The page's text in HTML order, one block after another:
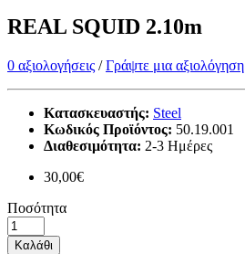
REAL SQUID 2.10m
0 αξιολογήσεις /Γράψτε μια αξιολόγηση
Κατασκευαστής: Steel
Κωδικός Προϊόντος: 50.19.001
Διαθεσιμότητα: 2-3 Ημέρες
30,00€
Ποσότητα
Καλάθι